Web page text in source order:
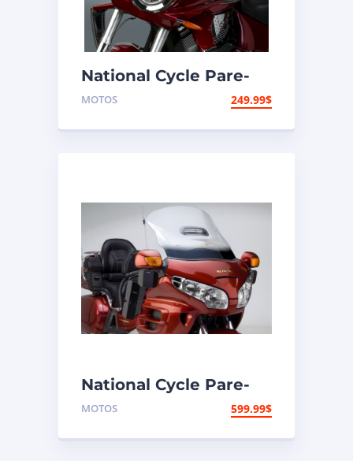
National Cycle Pare-
brise aéroacoustique
MOTOS 249.99$
National Cycle Pare-
brise aéroacoustique
MOTOS 599.99$